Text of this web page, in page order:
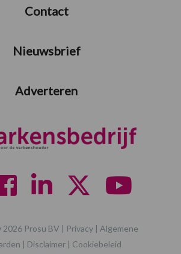
Contact
Nieuwsbrief
Adverteren
Prosu BV | Privacy | Algemene
| Disclaimer | Cookiebeleid